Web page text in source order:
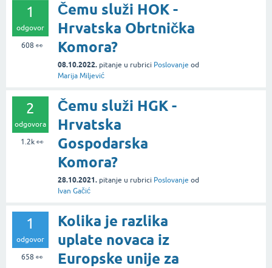
1
odgovor
608 👀
Čemu služi HOK -
Hrvatska Obrtnička
Komora?
08.10.2022. pitanje u rubrici Poslovanje od
Marija Miljević
2
odgovora
1.2k👀
Čemu služi HGK -
Hrvatska
Gospodarska
Komora?
28.10.2021. pitanje u rubrici Poslovanje od
Ivan Gačić
1
odgovor
658 👀
Kolika je razlika
uplate novaca iz
Europske unije za